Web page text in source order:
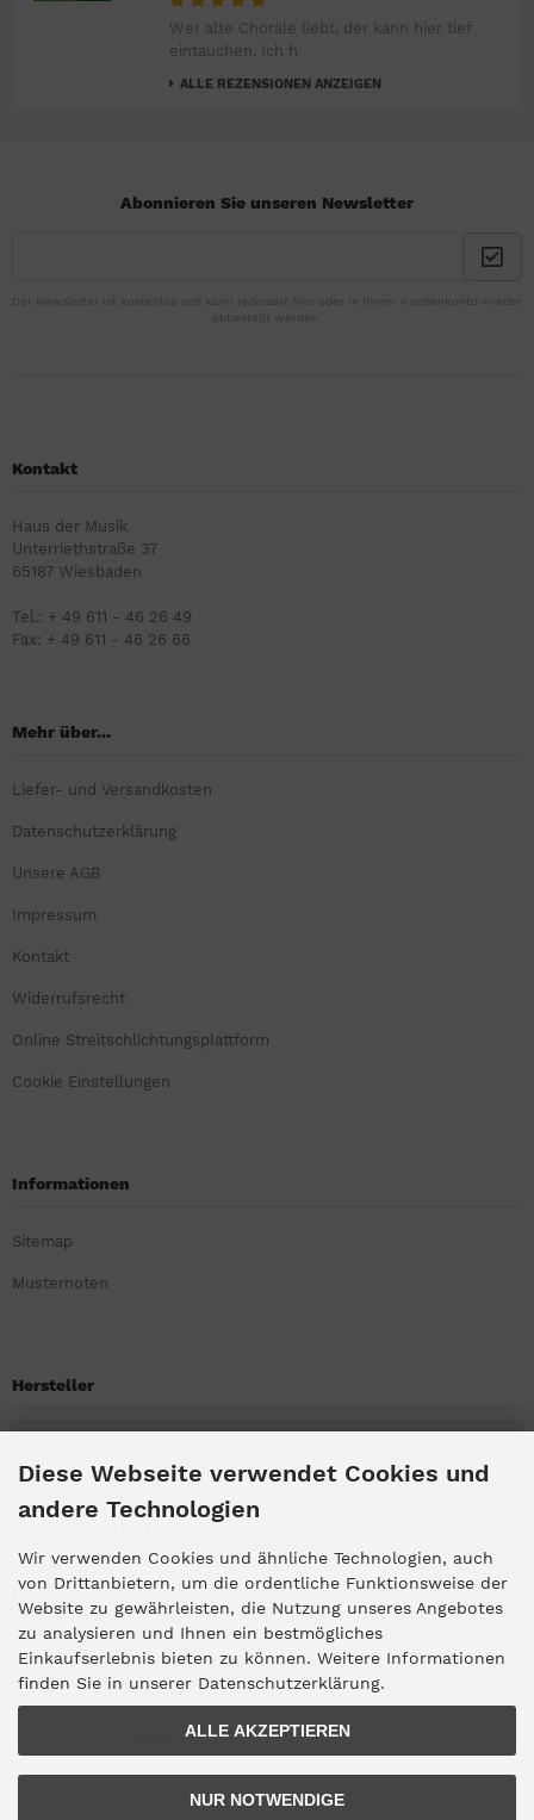
Wer alte Choräle liebt, der kann hier tief
eintauchen. Ich h
ALLE REZENSIONEN ANZEIGEN
Abonnieren Sie unseren Newsletter
Der Newsletter ist kostenlos und kann jederzeit hier oder in Ihrem Kundenkonto wieder
abbestellt werden.
Kontakt
Haus der Musik
Unterriethstraße 37
65187 Wiesbaden
Tel.: + 49 611 - 46 26 49
Fax: + 49 611 - 46 26 66
Mehr über...
Liefer- und Versandkosten
Datenschutzerklärung
Unsere AGB
Impressum
Kontakt
Widerrufsrecht
Online Streitschlichtungsplattform
Cookie Einstellungen
Informationen
Sitemap
Musternoten
Hersteller
Kundengruppe
Diese Webseite verwendet Cookies und
andere Technologien
Wir verwenden Cookies und ähnliche Technologien, auch
von Drittanbietern, um die ordentliche Funktionsweise der
Website zu gewährleisten, die Nutzung unseres Angebotes
zu analysieren und Ihnen ein bestmögliches
Einkaufserlebnis bieten zu können. Weitere Informationen
finden Sie in unserer Datenschutzerklärung.
ALLE AKZEPTIEREN
NUR NOTWENDIGE